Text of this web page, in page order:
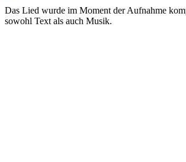
Das Lied wurde im Moment der Aufnahme
sowohl Text als auch Musik.